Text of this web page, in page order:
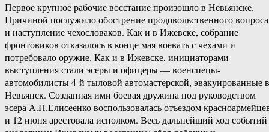
Первое крупное рабочие восстание произошло в Невьянске.
Причиной послужило обострение продовольственного вопроса
и наступление чехословаков. Как и в Ижевске, собрание
фронтовиков отказалось в конце мая воевать с чехами и
потребовало оружие. Как и в Ижевске, инициаторами
выступления стали эсеры и офицеры — военспецы-
автомобилисты 4-й тыловой автомастерской, эвакуированные в
Невьянск. Созданная ими боевая дружина под руководством
эсера А.Н.Елисеенко воспользовалась отъездом
и 12 июня арестовала исполком. Весь дальнейший ход событий